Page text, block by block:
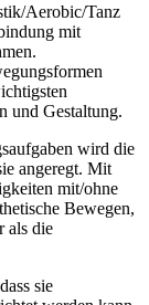
Aerobic/Tanz
mit
und Gestaltung.
wird die
angeregt. Mit
mit/ohne
Bewegen,
als die
sie